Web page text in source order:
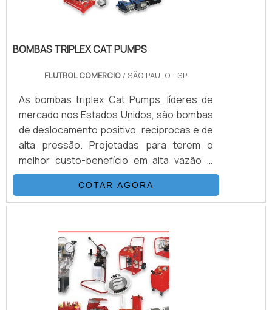
BOMBAS TRIPLEX CAT PUMPS
FLUTROL COMERCIO / SÃO PAULO - SP
As bombas triplex Cat Pumps, líderes de
mercado nos Estados Unidos, são bombas
de deslocamento positivo, recíprocas e de
alta pressão. Projetadas para terem o
melhor custo-benefício em alta vazão e
baixa pulsação, são construídas com
materiais de altíssima qualidade, produzidas
sob baixa tolerância, totalmente testadas,
principal característica altas vazões, até 54
L/min e pressões até 7.000 psi.As Bombas
Cat Pumps operam com três pistões de
cerâmicas, os.
COTAR AGORA